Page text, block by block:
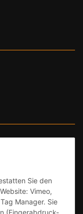
Sie den
Vimeo,
Manager. Sie